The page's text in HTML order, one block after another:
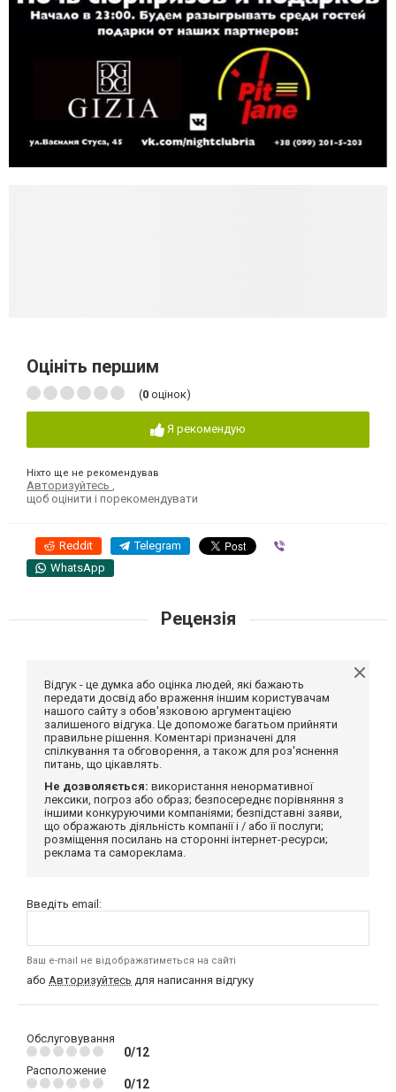
Оцініть першим
(0 оцінок)
Я рекомендую
Ніхто ще не рекомендував
Авторизуйтесь
щоб оцінити і порекомендувати
Reddit Telegram
WhatsApp
Рецензія
Відгук - це думка або оцінка людей, які бажають
передати досвід або враження іншим користувачам
нашого сайту з обов'язковою аргументацією
залишеного відгука. Це допоможе багатьом прийняти
правильне рішення. Коментарі призначені для
спілкування та обговорення, а також для роз'яснення
питань, що цікавлять.
Не дозволяється: використання ненормативної
лексики, погроз або образ; безпосереднє порівняння з
іншими конкуруючими компаніями; безпідставні заяви,
що ображають діяльність компанії і / або її послуги;
розміщення посилань на сторонні інтернет-ресурси;
реклама та самореклама.
Введіть email:
Ваш e-mail не відображатиметься на сайті
або Авторизуйтесь для написання відгуку
Обслуговування
0/12
Расположение
0/12